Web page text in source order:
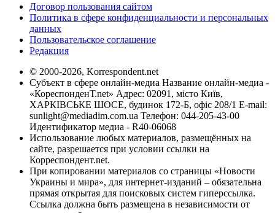
Договор пользования сайтом
Политика в сфере конфиденциальности и персональных
данных
Пользовательское соглашение
Редакция
© 2000-2026, Korrespondent.net
Субъект в сфере онлайн-медиа Название онлайн-медиа -
«КореспонденТ.net» Адрес: 02091, місто Київ,
ХАРКІВСЬКЕ ШОСЕ, будинок 172-Б, офіс 208/1 E-mail:
sunlight@mediadim.com.ua Телефон: 044-205-43-00
Идентификатор медиа - R40-06068
Использование любых материалов, размещённых на
сайте, разрешается при условии ссылки на
Корреспондент.net.
При копировании материалов со страницы «Новости
Украины и мира», для интернет-изданий – обязательна
прямая открытая для поисковых систем гиперссылка.
Ссылка должна быть размещена в независимости от